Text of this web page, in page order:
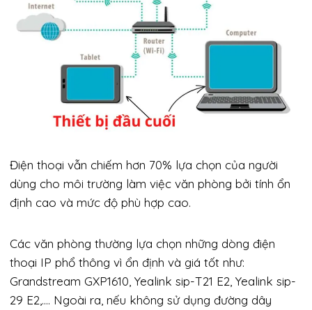
Điện thoại vẫn chiếm hơn 70% lựa chọn của người
dùng cho môi trường làm việc văn phòng bởi tính ổn
định cao và mức độ phù hợp cao.
Các văn phòng thường lựa chọn những dòng điện
thoại IP phổ thông vì ổn định và giá tốt như:
Grandstream GXP1610, Yealink sip-T21 E2, Yealink sip-
29 E2,…. Ngoài ra, nếu không sử dụng đường dây